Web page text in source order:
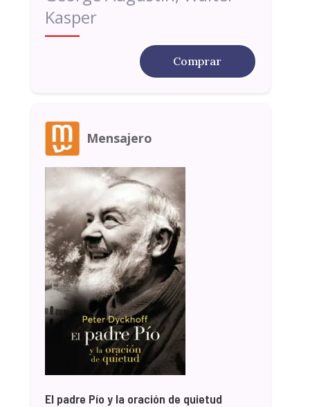
Kasper
Comprar
Mensajero
El padre Pío y la oración de quietud